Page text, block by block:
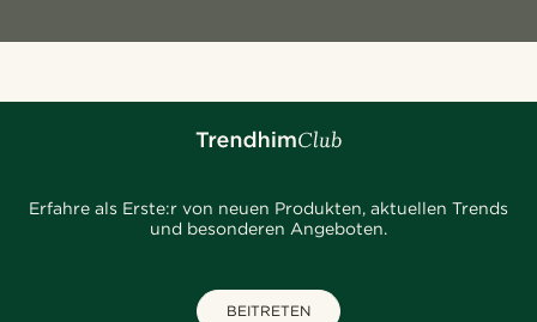
Erfahre als Erste:r von neuen Produkten, aktuellen Trends
und besonderen Angeboten.
BEITRETEN